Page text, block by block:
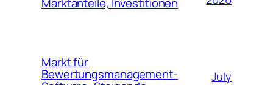
Markt für
Bewertungsmanagement-
July